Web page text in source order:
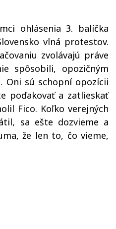
ohlásenia 3. balíčka
vlná protestov.
zvolávajú práve
spôsobili, opozičným
Oni sú schopní opozícii
poďakovať a zatlieskať
Fico. Koľko verejných
sa ešte dozvieme a
že len to, čo vieme,